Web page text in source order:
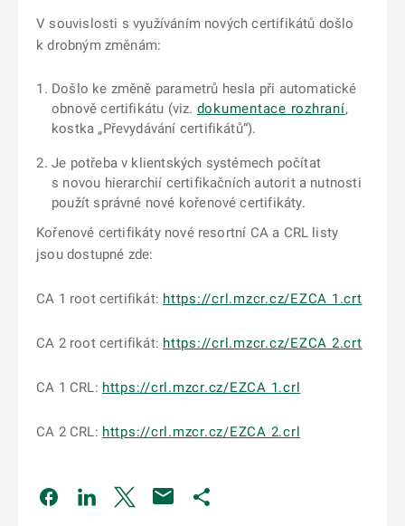
V souvislosti s využíváním nových certifikátů došlo
k drobným změnám:
Došlo ke změně parametrů hesla při automatické
obnově certifikátu (viz. dokumentace rozhraní,
kostka „Převydávání certifikátů“).
Je potřeba v klientských systémech počítat
s novou hierarchií certifikačních autorit a nutnosti
použít správné nové kořenové certifikáty.
Kořenové certifikáty nové resortní CA a CRL listy
jsou dostupné zde:
CA 1 root certifikát: https://crl.mzcr.cz/EZCA 1.crt
CA 2 root certifikát: https://crl.mzcr.cz/EZCA 2.crt
CA 1 CRL: https://crl.mzcr.cz/EZCA 1.crl
CA 2 CRL: https://crl.mzcr.cz/EZCA 2.crl
Odkaz se otevře na nové kartě
Odkaz se otevře na nové kartě
Odkaz se otevře na nové kartě